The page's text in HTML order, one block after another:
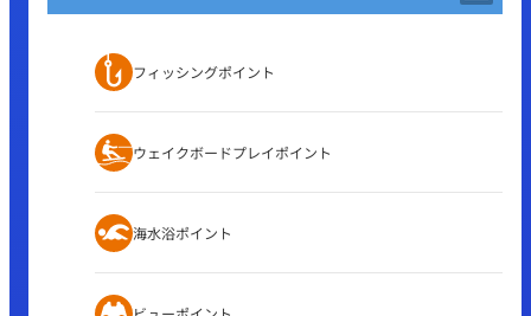
フィッシングポイント
ウェイクボードプレイポイント
海水浴ポイント